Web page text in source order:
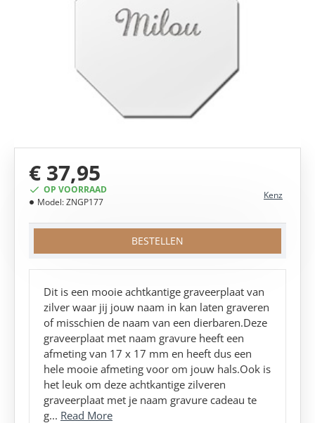
OP VOORRAAD
Model:ZNGP177
Kenz
€ 37,95
BESTELLEN
Dit is een mooie achtkantige graveerplaat van
zilver waar jij jouw naam in kan laten graveren
of misschien de naam van een dierbaren.Deze
graveerplaat met naam gravure heeft een
afmeting van 17 x 17 mm en heeft dus een
hele mooie afmeting voor om jouw hals.Ook is
het leuk om deze achtkantige zilveren
graveerplaat met je naam gravure cadeau te
g... Read More